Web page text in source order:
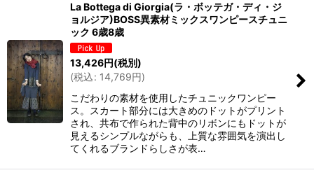
La Bottega di Giorgia(ラ・ボッテガ・ディ・ジ
ョルジア)BOSS異素材ミックスワンピースチュニ
ック 6歳8歳
13,426円(税別)
(税込: 14,769円)
こだわりの素材を使用したチュニックワンピー
ス。スカート部分には大きめのドットがプリント
され、共布で作られた背中のリボンにもドットが
見えるシンプルながらも、上質な雰囲気を演出し
てくれるブランドらしさが表…